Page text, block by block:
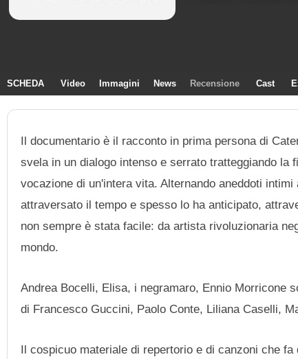
SCHEDA Video Immagini News Recensione Cast
Il documentario è il racconto in prima persona di
svela in un dialogo intenso e serrato tratteggiando
vocazione di un'intera vita. Alternando aneddoti
attraversato il tempo e spesso lo ha anticipato,
non sempre è stata facile: da artista rivoluzionaria
mondo.
Andrea Bocelli, Elisa, i negramaro, Ennio Morricone
di Francesco Guccini, Paolo Conte, Liliana Caselli,
Il cospicuo materiale di repertorio e di canzoni che